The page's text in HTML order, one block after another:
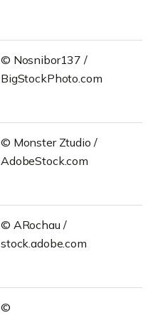
© Nosnibor137 /
BigStockPhoto.com
© Monster Ztudio /
AdobeStock.com
© ARochau /
stock.adobe.com
©